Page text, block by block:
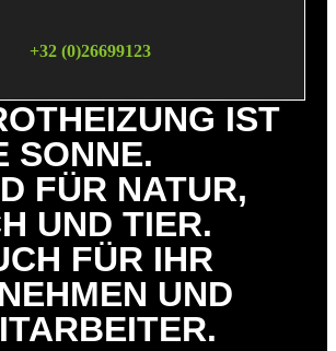
+32 (0)26699123
IST
SONNE.
FÜR NATUR,
UND TIER.
FÜR IHR
UND